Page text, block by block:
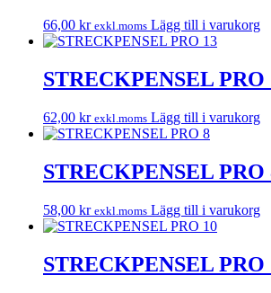
66,00 kr exkl.moms Lägg till i varukorg
STRECKPENSEL PRO
62,00 kr exkl.moms Lägg till i varukorg
STRECKPENSEL PRO
58,00 kr exkl.moms Lägg till i varukorg
STRECKPENSEL PRO